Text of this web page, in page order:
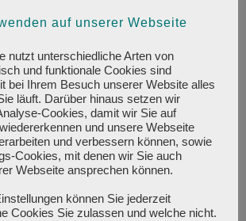
eines druckfähigen Layouts
Preise für die
auf Anfrage.
Angebot
Sie mit Ihrem Briefpapier von
einen guten Eindruck. Briefbögen
sie sind auch für jedes
unentbehrlich. Ganz gleich ob
auf unserer Webseite
nutzt unterschiedliche Arten von
und funktionale Cookies sind
bei Ihrem Besuch unserer Website alles
läuft. Darüber hinaus setzen wir
Cookies, damit wir Sie auf
und unsere Webseite
und verbessern können, sowie
Cookies, mit denen wir Sie auch
Webseite ansprechen können.
können Sie jederzeit
Cookies Sie zulassen und welche nicht.